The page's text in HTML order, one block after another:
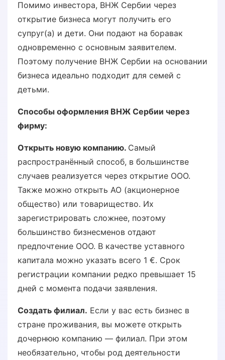
Помимо инвестора, ВНЖ Сербии через
открытие бизнеса могут получить его
супруг(а) и дети. Они подают на боравак
одновременно с основным заявителем.
Поэтому получение ВНЖ Сербии на основании
бизнеса идеально подходит для семей с
детьми.
Способы оформления ВНЖ Сербии через
фирму:
Открыть новую компанию. Самый
распространённый способ, в большинстве
случаев реализуется через открытие ООО.
Также можно открыть АО (акционерное
общество) или товарищество. Их
зарегистрировать сложнее, поэтому
большинство бизнесменов отдают
предпочтение ООО. В качестве уставного
капитала можно указать всего 1 €. Срок
регистрации компании редко превышает 15
дней с момента подачи заявления.
Создать филиал. Если у вас есть бизнес в
стране проживания, вы можете открыть
дочернюю компанию — филиал. При этом
необязательно, чтобы род деятельности